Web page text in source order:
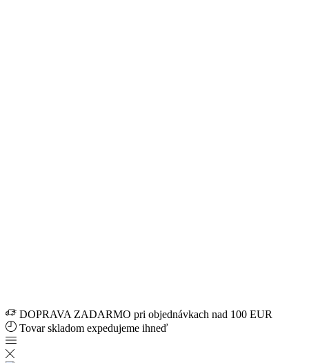
DOPRAVA ZADARMO pri objednávkach nad 100 EUR
Tovar skladom expedujeme ihneď